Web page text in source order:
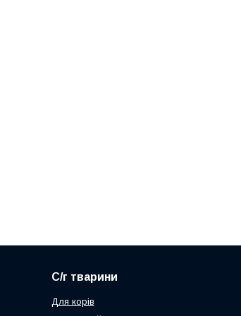
С/г тварини
Для корів